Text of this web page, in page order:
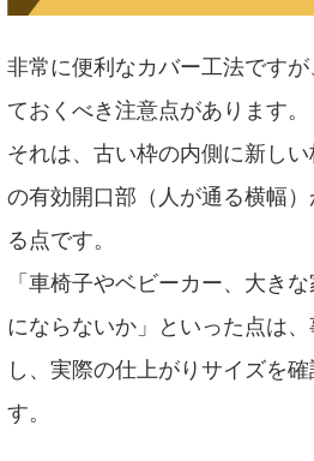
非常に便利なカバー工法です
ておくべき注意点があります。
それは、古い枠の内側に新し
の有効開口部（人が通る横幅
る点です。
「車椅子やベビーカー、大き
にならないか」といった点は
し、実際の仕上がりサイズを
す。